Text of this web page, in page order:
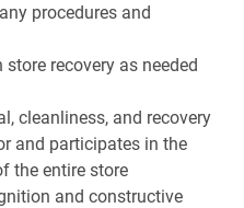
procedures and
recovery as needed
cleanliness, and recovery
and participates in the
the entire store
and constructive